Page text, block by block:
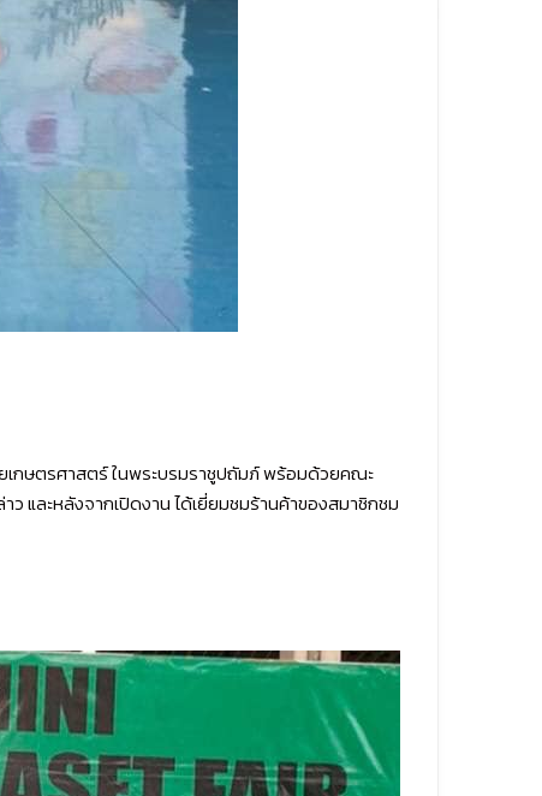
กษตรศาสตร์ ในพระบรมราชูปถัมภ์ พร้อมด้วยคณะ
และหลังจากเปิดงาน ได้เยี่ยมชมร้านค้าของสมาชิกชม